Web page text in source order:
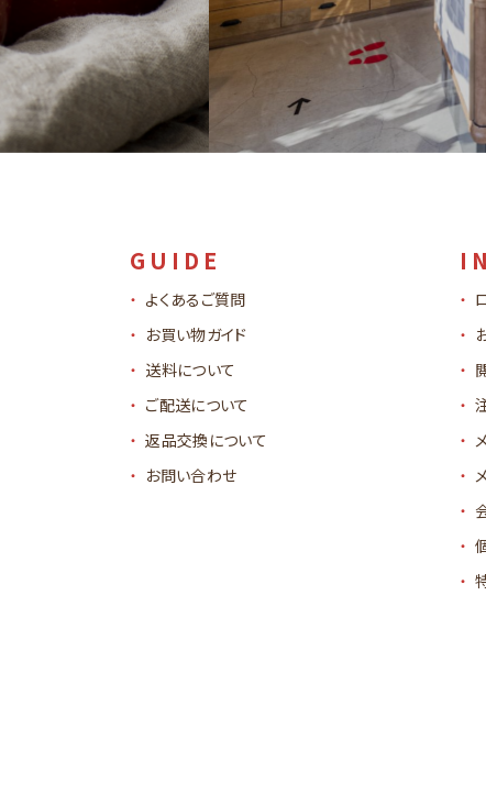
GUIDE
よくあるご質問
お買い物ガイド
送料について
ご配送について
返品交換について
お問い合わせ